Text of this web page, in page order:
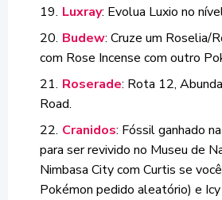
Luxray: Evolua Luxio no
Budew: Cruze um Roselia/
com Rose Incense com outro
Roserade: Rota 12,
Road.
Cranidos: Fóssil ganhado
para ser revivido no Museu de
Nimbasa City com Curtis se
Pokémon pedido aleatório) e